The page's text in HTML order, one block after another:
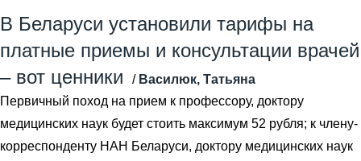
В Беларуси установили тарифы на
платные приемы и консультации врачей
– вот ценники
/ Василюк, Татьяна
Первичный поход на прием к профессору, доктору
медицинских наук будет стоить максимум 52 рубля; к члену-
корреспонденту НАН Беларуси, доктору медицинских наук